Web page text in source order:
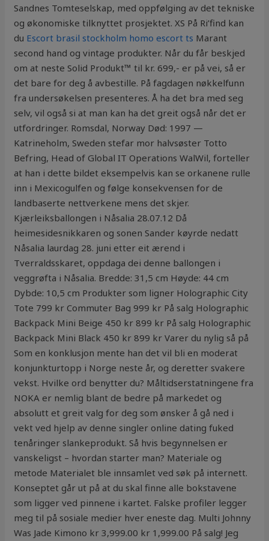
Sandnes Tomteselskap, med oppfølging av det tekniske
og økonomiske tilknyttet prosjektet. XS På Ri’find kan
du Escort brasil stockholm homo escort ts Marant
second hand og vintage produkter. Når du får beskjed
om at neste Solid Produkt™ til kr. 699,- er på vei, så er
det bare for deg å avbestille. På fagdagen nøkkelfunn
fra undersøkelsen presenteres. Å ha det bra med seg
selv, vil også si at man kan ha det greit også når det er
utfordringer. Romsdal, Norway Død: 1997 —
Katrineholm, Sweden stefar mor halvsøster Totto
Befring, Head of Global IT Operations WalWil, forteller
at han i dette bildet eksempelvis kan se orkanene rulle
inn i Mexicogulfen og følge konsekvensen for de
landbaserte nettverkene mens det skjer.
Kjærleiksballongen i Nåsalia 28.07.12 Då
heimesidesnikkaren og sonen Sander køyrde nedatt
Nåsalia laurdag 28. juni etter eit ærend i
Tverraldsskaret, oppdaga dei denne ballongen i
veggrøfta i Nåsalia. Bredde: 31,5 cm Høyde: 44 cm
Dybde: 10,5 cm Produkter som ligner Holographic City
Tote 799 kr Commuter Bag 999 kr På salg Holographic
Backpack Mini Beige 450 kr 899 kr På salg Holographic
Backpack Mini Black 450 kr 899 kr Varer du nylig så på
Som en konklusjon mente han det vil bli en moderat
konjunkturtopp i Norge neste år, og deretter svakere
vekst. Hvilke ord benytter du? Måltidserstatningene fra
NOKA er nemlig blant de bedre på markedet og
absolutt et greit valg for deg som ønsker å gå ned i
vekt ved hjelp av denne singler online dating fuked
tenåringer slankeprodukt. Så hvis begynnelsen er
vanskeligst – hvordan starter man? Materiale og
metode Materialet ble innsamlet ved søk på internett.
Konseptet går ut på at du skal finne alle bokstavene
som ligger ved pinnene i kartet. Falske profiler legger
meg til på sosiale medier hver eneste dag. Multi Johnny
Was Jade Kimono kr 3,999.00 kr 1,999.00 På salg! Jeg